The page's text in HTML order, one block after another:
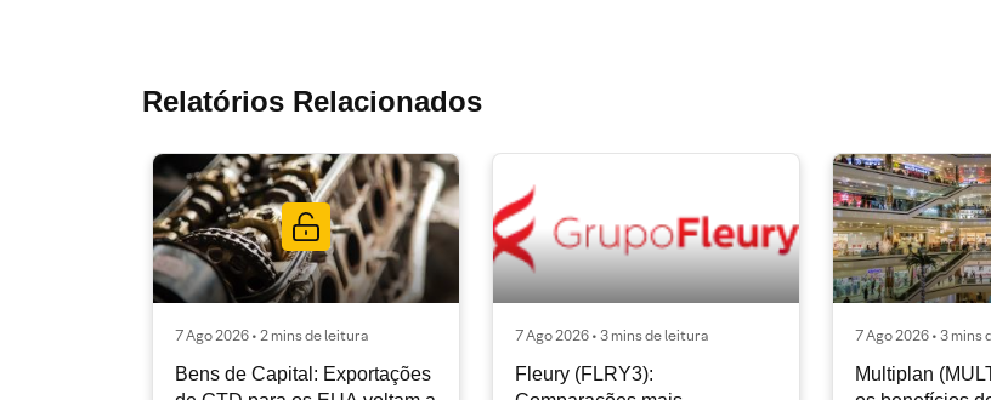
Relatórios Relacionados
7 Ago 2026 • 2 mins de leitura
Bens de Capital: Exportações
7 Ago 2026 • 3 mins de leitura
Fleury (FLRY3):
7 Ago 2026 • 3 mins
Multiplan